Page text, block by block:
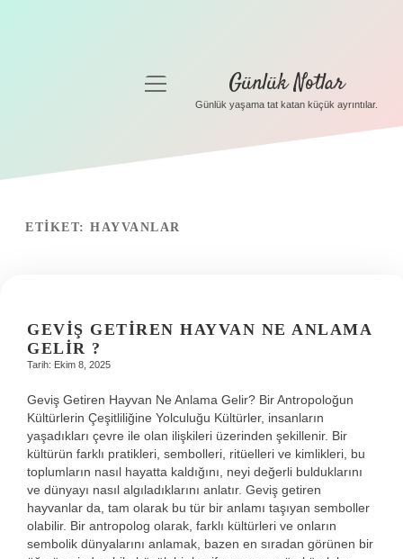
Gizlilik Politikası
menüyü
aç
Günlük Notlar
Günlük yaşama tat katan küçük ayrıntılar.
ETIKET: HAYVANLAR
GEVIŞ GETIREN HAYVAN NE ANLAMA
GELIR ?
Tarih: Ekim 8, 2025
Geviş Getiren Hayvan Ne Anlama Gelir? Bir Antropoloğun
Kültürlerin Çeşitliliğine Yolculuğu Kültürler, insanların
yaşadıkları çevre ile olan ilişkileri üzerinden şekillenir. Bir
kültürün farklı pratikleri, sembolleri, ritüelleri ve kimlikleri, bu
toplumların nasıl hayatta kaldığını, neyi değerli bulduklarını
ve dünyayı nasıl algıladıklarını anlatır. Geviş getiren
hayvanlar da, tam olarak bu tür bir anlamı taşıyan semboller
olabilir. Bir antropolog olarak, farklı kültürleri ve onların
sembolik dünyalarını anlamak, bazen en sıradan görünen bir